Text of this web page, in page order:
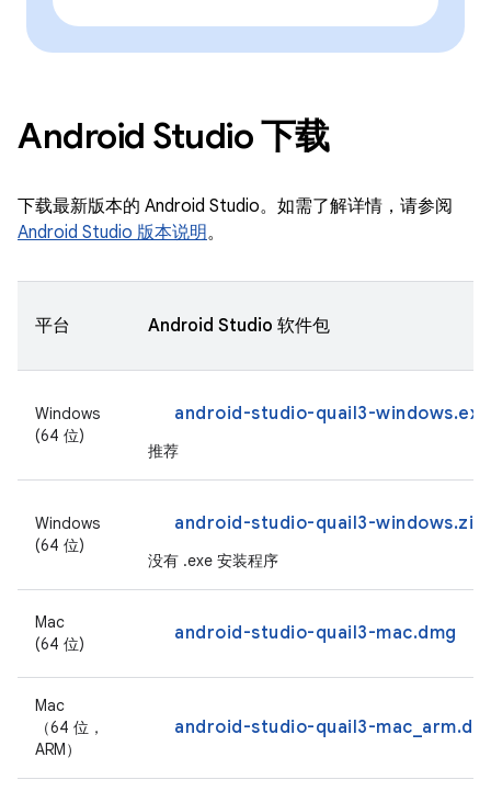
Android Studio 下载
下载最新版本的 Android Studio。如需了解详情，请参阅
Android Studio 版本说明。
平台 Android Studio 软件包
Windows
(64 位)
android-studio-quail3-windows.exe
推荐
Windows
(64 位)
android-studio-quail3-windows.zip
没有 .exe 安装程序
Mac
(64 位)
android-studio-quail3-mac.dmg
Mac
（64 位，
ARM）
android-studio-quail3-